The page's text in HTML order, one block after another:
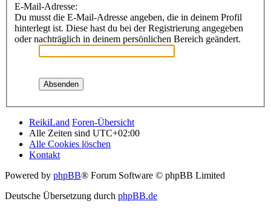
E-Mail-Adresse:
Du musst die E-Mail-Adresse angeben, die in deinem Profil
hinterlegt ist. Diese hast du bei der Registrierung angegeben
oder nachträglich in deinem persönlichen Bereich geändert.
ReikiLand Foren-Übersicht
Alle Zeiten sind UTC+02:00
Alle Cookies löschen
Kontakt
Powered by phpBB® Forum Software © phpBB Limited
Deutsche Übersetzung durch phpBB.de